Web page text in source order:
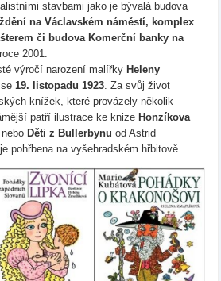
stavbami jako je bývalá budova
na Václavském náměstí, komplex
či budova Komerční banky na
2001.
výročí narození malířky Heleny
19. listopadu 1923. Za svůj život
knížek, které provázely několik
patří ilustrace ke knize Honzíkova
Děti z Bullerbynu od Astrid
pohřbena na vyšehradském hřbitově.